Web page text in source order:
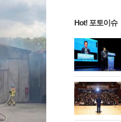
Hot! 포토이슈
보에 '도로 살수차' 전
궁화 절정 '50여 품